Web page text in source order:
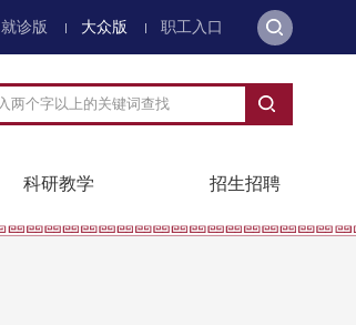
就诊版 大众版 职工入口
科研教学 招生招聘